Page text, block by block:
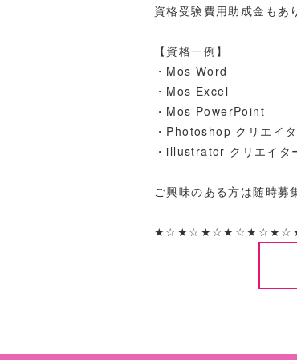
資格受験費用助成金もあ
【資格一例】
・Mos Word
・Mos Excel
・Mos PowerPoint
・Photoshop クリエイ
・illustrator クリエイタ
ご興味のある方は随時募